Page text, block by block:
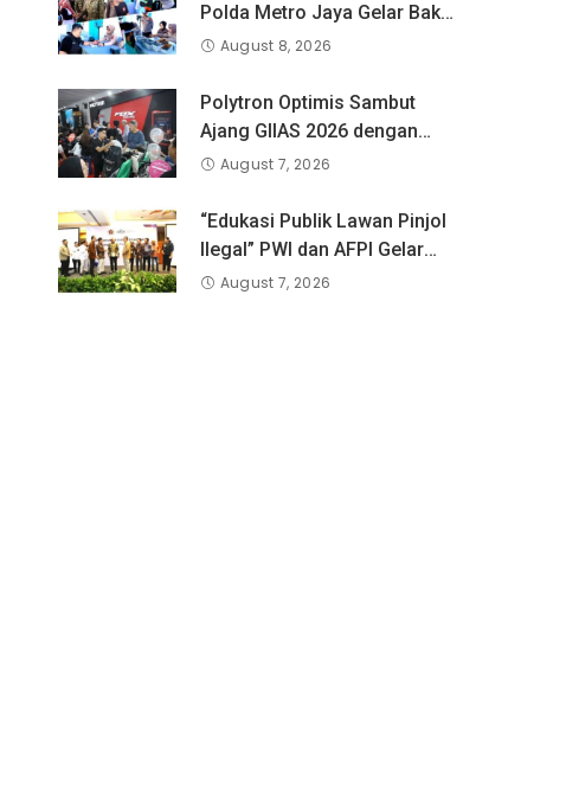
Polda Metro Jaya Gelar Bakti
Kesehatan
August 8, 2026
Polytron Optimis Sambut
Ajang GIIAS 2026 dengan
Respon Positif
August 7, 2026
“Edukasi Publik Lawan Pinjol
Ilegal” PWI dan AFPI Gelar
Workshop Jurnalistik
August 7, 2026